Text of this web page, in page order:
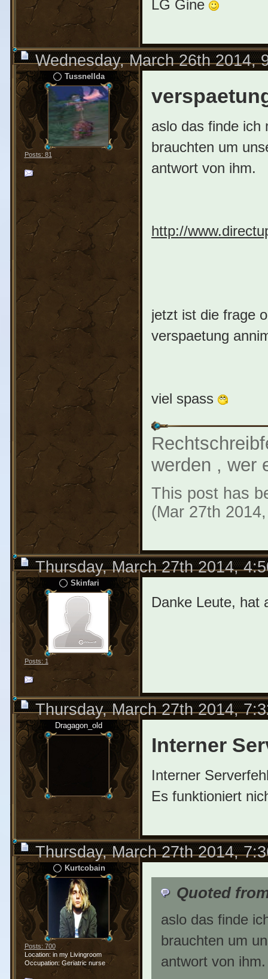
LG Gine
Wednesday, March 26th 2014,
Tussnellda
Posts: 81
aslo das finde ich
brauchten um
antwort von ihm.
http://
jetzt ist die frage
verspaetung
viel spass
werden , wer
This post has
(Mar 27th
Thursday, March 27th 2014,
Skinfari
Posts: 1
Danke Leute, hat
Thursday, March 27th 2014,
Dragagon_old
Interner
Interner
Es funktioniert
Thursday, March 27th 2014,
Kurtcobain
Posts: 700
Location: in my Livingroom
Occupation: Geriatric nurse
Quoted
aslo das finde
brauchten um
antwort von ihm.